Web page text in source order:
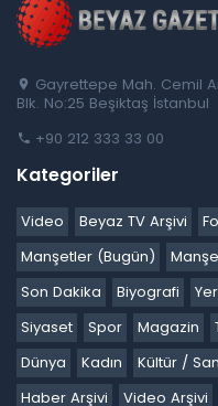
Gayrettepe Mah. Cemil
Blk. No:25 Beşiktaş İstanbul
+90 212 333 33 00
Kategoriler
Video Beyaz TV Arşivi
Manşetler (Bugün)
Son Dakika
Biyografi
Siyaset
Spor Magazin
Dünya
Kadın Kültür /
Haber Arşivi
Video Arşivi